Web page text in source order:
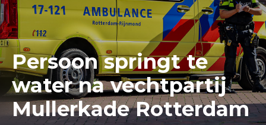
Persoon springt te
water na vechtpartij
Mullerkade Rotterdam